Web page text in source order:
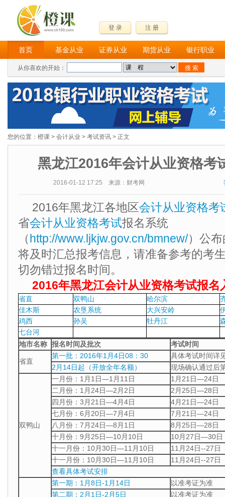
登 录 注 册
首页 基金从业 证券从业 期货从业 银行职业
从你喜欢的开始：
您的位置： 橙课 > 会计从业 > 考试资讯 > 正文
黑龙江2016年会计从业资格考
2016-01-12 17:25 来源：财考网
2016年黑龙江各地区会计从业资格考
省会计从业资格考试报名系统
（http://www.ljkjw.gov.cn/bmnew/）公
将及时汇总报考信息，请准备参考的考
切勿错过报名时间。
2016年黑龙江会计从业资格考试报名
省直 双鸭山 哈尔滨
佳木斯
农垦系统 大兴安岭
鸡西
孙吴 牡丹江
七台河
地市名称 报名时间及批次 考试时间
省直
第一批：2016年1月4日08：30
具体考试时间详
2月14日起（开放全年名额）
现场确认通过后
双鸭山
一月份：1月1日—1月11日
1月21日—24日
二月份：1月24日—2月2日
2月25日—28日
四月份：3月21日—4月4日
4月21日—24日
七月份：6月20日—7月4日
7月21日—24日
八月份：7月24日—8月1日
8月25日—28日
十月份：9月25日—10月10日
10月27日—30日
十一月份：10月30日—11月10日
11月24日--27日
十一月份：10月30日—11月10日
11月24日--27日
查看具体考试安排
第一期：1月8日-1月14日
以准考证为准
第二期：2月1日-2月5日
以准考证为准